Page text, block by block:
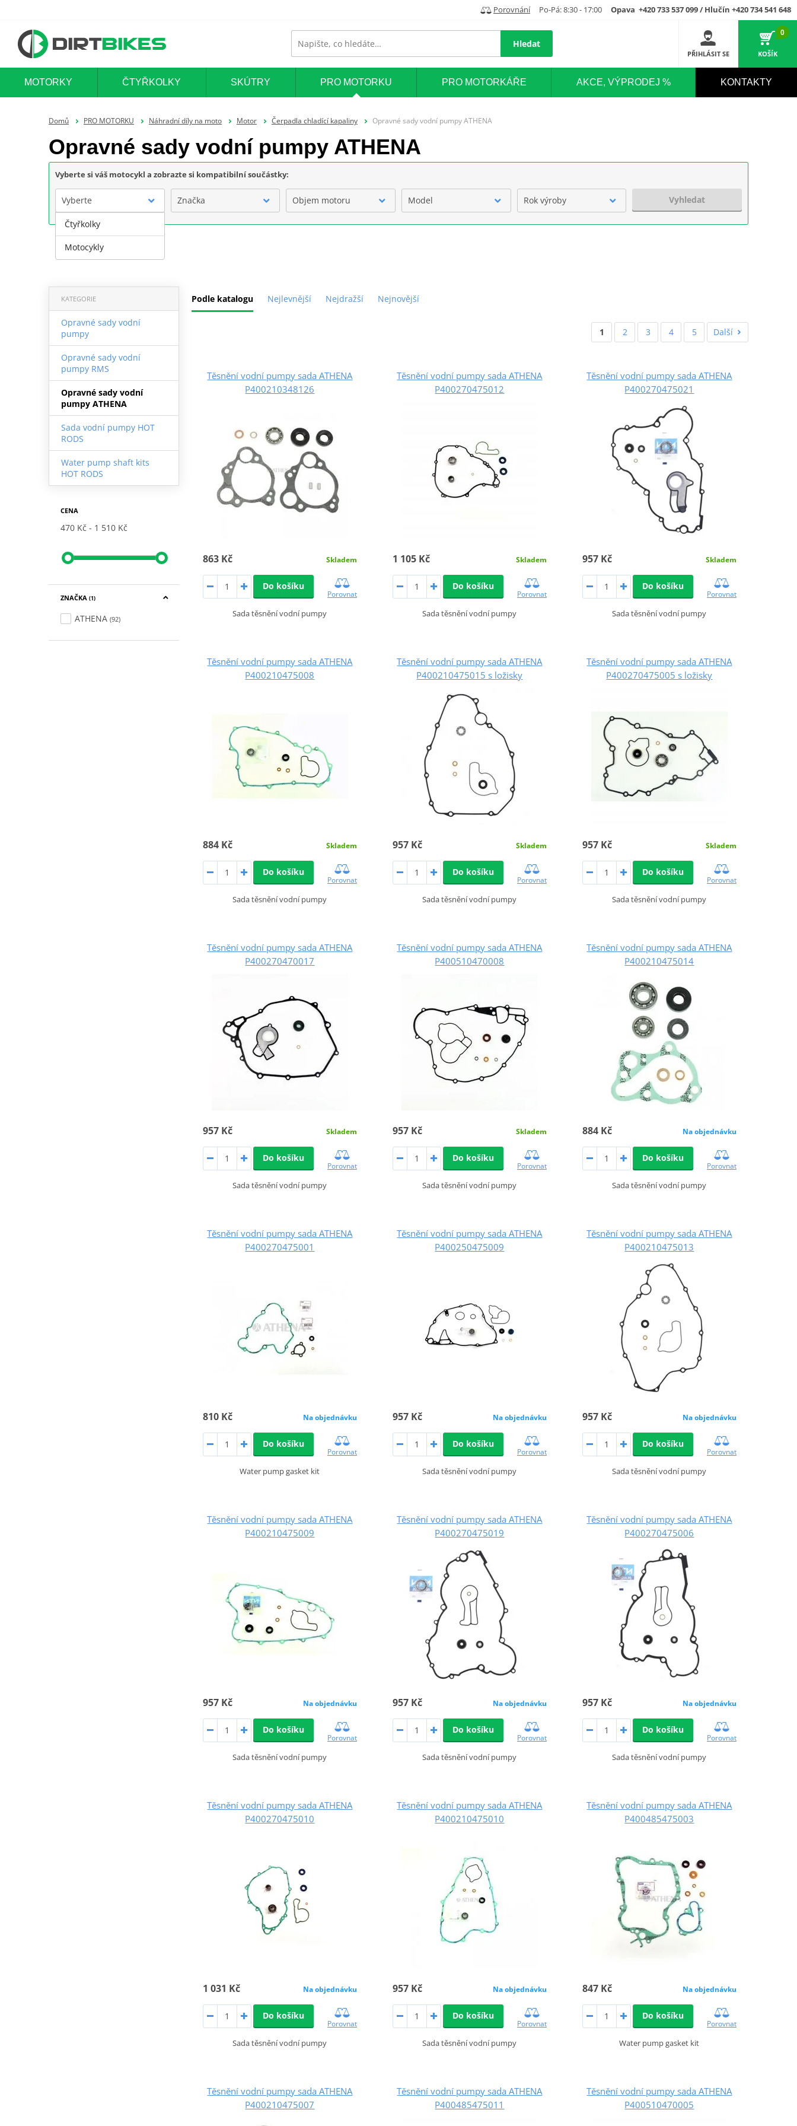
Porovnání Po-Pá: 8:30 - 17:00 Opava +420 733 537 099 / Hlučín +420 734 541 648
Hledat
PŘIHLÁSIT SE
0
KOŠÍK
MOTORKY ČTYŘKOLKY SKÚTRY PRO MOTORKU PRO MOTORKÁŘE AKCE, VÝPRODEJ % KONTAKTY
Domů PRO MOTORKU Náhradní díly na moto Motor Čerpadla chladící kapaliny Opravné sady vodní pumpy ATHENA
Opravné sady vodní pumpy ATHENA
Vyberte si váš motocykl a zobrazte si kompatibilní součástky:
Vyberte Značka Objem motoru Model Rok výroby Vyhledat
Podle katalogu Nejlevnější Nejdražší Nejnovější
KATEGORIE
Opravné sady vodní
pumpy
Opravné sady vodní
pumpy RMS
Opravné sady vodní
pumpy ATHENA
Sada vodní pumpy HOT
RODS
Water pump shaft kits
HOT RODS
CENA
470 Kč 1 510 Kč
ZNAČKA (1)
ATHENA (92)
1 2 3 4 5 Další
Těsnění vodní pumpy sada ATHENA
P400210348126
863 Kč Skladem
Do košíku
Porovnat
Sada těsnění vodní pumpy
Těsnění vodní pumpy sada ATHENA
P400270475012
1 105 Kč Skladem
Do košíku
Porovnat
Sada těsnění vodní pumpy
Těsnění vodní pumpy sada ATHENA
P400270475021
957 Kč Skladem
Do košíku
Porovnat
Sada těsnění vodní pumpy
Těsnění vodní pumpy sada ATHENA
P400210475008
884 Kč Skladem
Do košíku
Porovnat
Sada těsnění vodní pumpy
Těsnění vodní pumpy sada ATHENA
P400210475015 s ložisky
957 Kč Skladem
Do košíku
Porovnat
Sada těsnění vodní pumpy
Těsnění vodní pumpy sada ATHENA
P400270475005 s ložisky
957 Kč Skladem
Do košíku
Porovnat
Sada těsnění vodní pumpy
Těsnění vodní pumpy sada ATHENA
P400270470017
957 Kč Skladem
Do košíku
Porovnat
Sada těsnění vodní pumpy
Těsnění vodní pumpy sada ATHENA
P400510470008
957 Kč Skladem
Do košíku
Porovnat
Sada těsnění vodní pumpy
Těsnění vodní pumpy sada ATHENA
P400210475014
884 Kč Na objednávku
Do košíku
Porovnat
Sada těsnění vodní pumpy
Těsnění vodní pumpy sada ATHENA
P400270475001
810 Kč Na objednávku
Do košíku
Porovnat
Water pump gasket kit
Těsnění vodní pumpy sada ATHENA
P400250475009
957 Kč Na objednávku
Do košíku
Porovnat
Sada těsnění vodní pumpy
Těsnění vodní pumpy sada ATHENA
P400210475013
957 Kč Na objednávku
Do košíku
Porovnat
Sada těsnění vodní pumpy
Těsnění vodní pumpy sada ATHENA
P400210475009
957 Kč Na objednávku
Do košíku
Porovnat
Sada těsnění vodní pumpy
Těsnění vodní pumpy sada ATHENA
P400270475019
957 Kč Na objednávku
Do košíku
Porovnat
Sada těsnění vodní pumpy
Těsnění vodní pumpy sada ATHENA
P400270475006
957 Kč Na objednávku
Do košíku
Porovnat
Sada těsnění vodní pumpy
Těsnění vodní pumpy sada ATHENA
P400270475010
1 031 Kč Na objednávku
Do košíku
Porovnat
Sada těsnění vodní pumpy
Těsnění vodní pumpy sada ATHENA
P400210475010
957 Kč Na objednávku
Do košíku
Porovnat
Sada těsnění vodní pumpy
Těsnění vodní pumpy sada ATHENA
P400485475003
847 Kč Na objednávku
Do košíku
Porovnat
Water pump gasket kit
Těsnění vodní pumpy sada ATHENA
P400210475007
Těsnění vodní pumpy sada ATHENA
P400485475011
Těsnění vodní pumpy sada ATHENA
P400510470005
Čtyřkolky
Motocykly